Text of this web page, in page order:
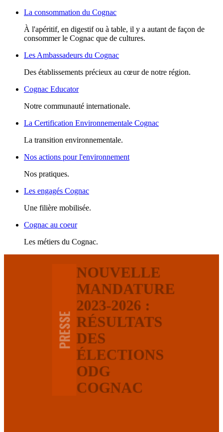
La consommation du Cognac
À l'apéritif, en digestif ou à table, il y a autant de façon de
consommer le Cognac que de cultures.
Les Ambassadeurs du Cognac
Des établissements précieux au cœur de notre région.
Cognac Educator
Notre communauté internationale.
La Certification Environnementale Cognac
La transition environnementale.
Nos actions pour l'environnement
Nos pratiques.
Les engagés Cognac
Une filière mobilisée.
Cognac au coeur
Les métiers du Cognac.
PRESSE
NOUVELLE
MANDATURE
2023-2026 :
RÉSULTATS
DES
ÉLECTIONS
ODG
COGNAC